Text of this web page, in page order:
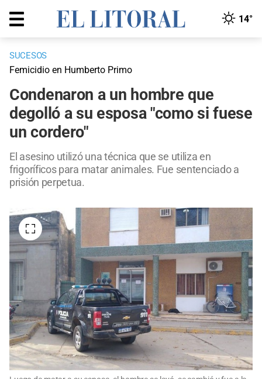
14°
SUCESOS
Femicidio en Humberto Primo
Condenaron a un hombre que
degolló a su esposa "como si fuese
un cordero"
El asesino utilizó una técnica que se utiliza en
frigoríficos para matar animales. Fue sentenciado a
prisión perpetua.